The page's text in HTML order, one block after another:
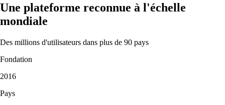
Une plateforme reconnue à l'échelle
mondiale
Des millions d'utilisateurs dans plus de 90 pays
Fondation
2016
Pays